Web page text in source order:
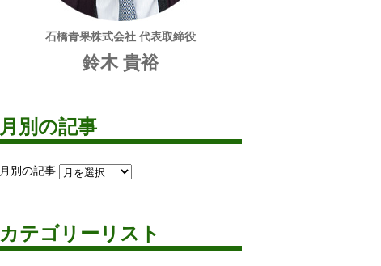
石橋青果株式会社 代表取締役
鈴木 貴裕
月別の記事
月別の記事
カテゴリーリスト